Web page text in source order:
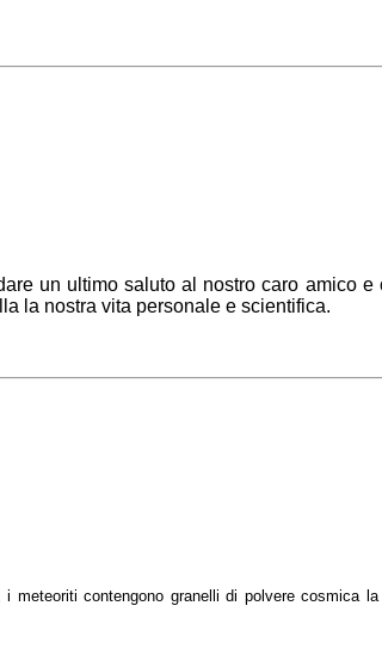
un ultimo saluto al nostro caro amico e
la nostra vita personale e scientifica.
contengono granelli di polvere cosmica